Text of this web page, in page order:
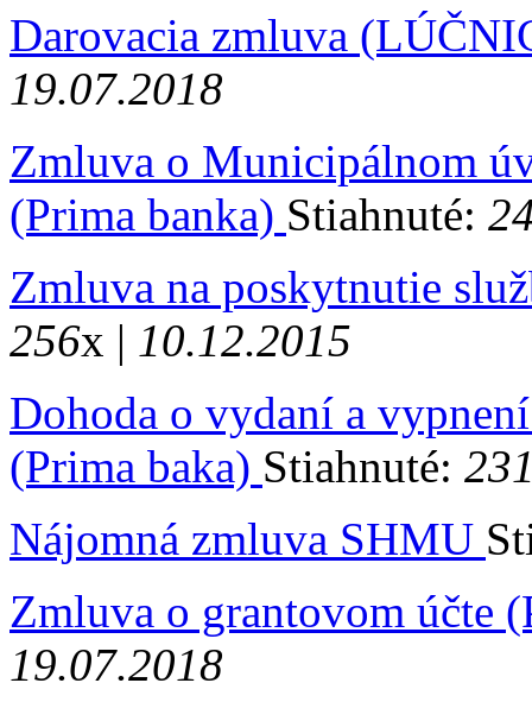
Darovacia zmluva
19.07.2018
Zmluva o Municipálnom
(Prima banka) Stiahnuté:
Zmluva na poskytnutie
256x | 10.12.2015
Dohoda o vydaní a
(Prima baka) Stiahnuté:
Nájomná zmluva SHMU
Zmluva o grantovom účte
19.07.2018